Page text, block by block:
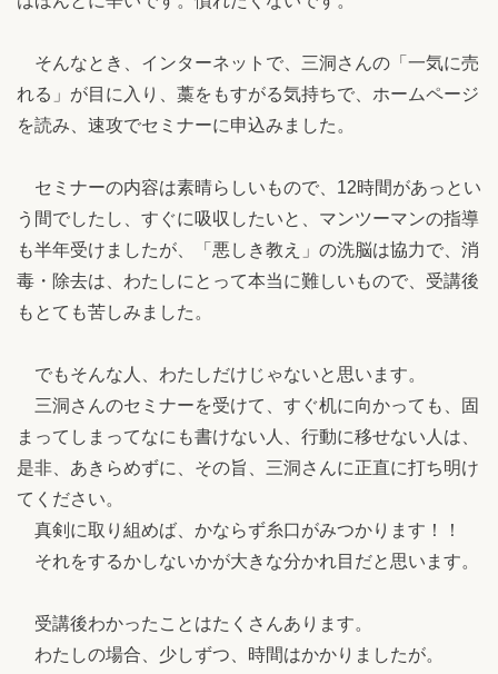
そんなとき、インターネットで、三洞さんの「一気に売
れる」が目に入り、藁をもすがる気持ちで、ホームページ
を読み、速攻でセミナーに申込みました。
セミナーの内容は素晴らしいもので、12時間があっとい
う間でしたし、すぐに吸収したいと、マンツーマンの指導
も半年受けましたが、「悪しき教え」の洗脳は協力で、消
毒・除去は、わたしにとって本当に難しいもので、受講後
もとても苦しみました。
でもそんな人、わたしだけじゃないと思います。
三洞さんのセミナーを受けて、すぐ机に向かっても、固
まってしまってなにも書けない人、行動に移せない人は、
是非、あきらめずに、その旨、三洞さんに正直に打ち明け
てください。
真剣に取り組めば、かならず糸口がみつかります！！
それをするかしないかが大きな分かれ目だと思います。
受講後わかったことはたくさんあります。
わたしの場合、少しずつ、時間はかかりましたが。